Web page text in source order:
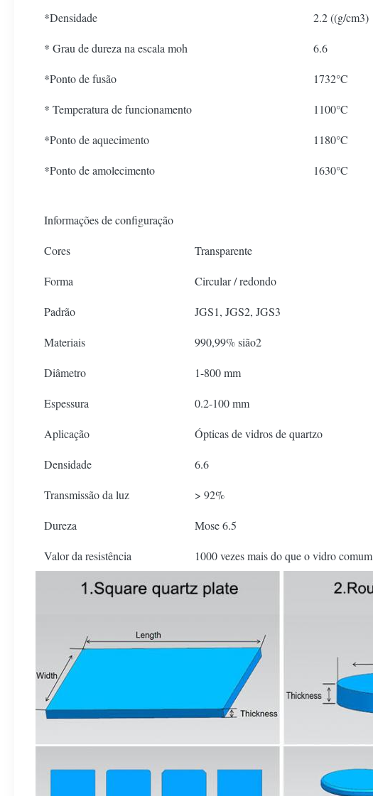
*Densidade 2.2 ((g/cm3)
* Grau de dureza na escala moh 6.6
*Ponto de fusão 1732°C
* Temperatura de funcionamento 1100°C
*Ponto de aquecimento 1180°C
*Ponto de amolecimento 1630°C
Informações de configuração
Cores Transparente
Forma Circular / redondo
Padrão JGS1, JGS2, JGS3
Materiais 990,99% sião2
Diâmetro 1-800 mm
Espessura 0.2-100 mm
Aplicação Ópticas de vidros de quartzo
Densidade 6.6
Transmissão da luz > 92%
Dureza Mose 6.5
Valor da resistência 1000 vezes mais do que o vidro comum